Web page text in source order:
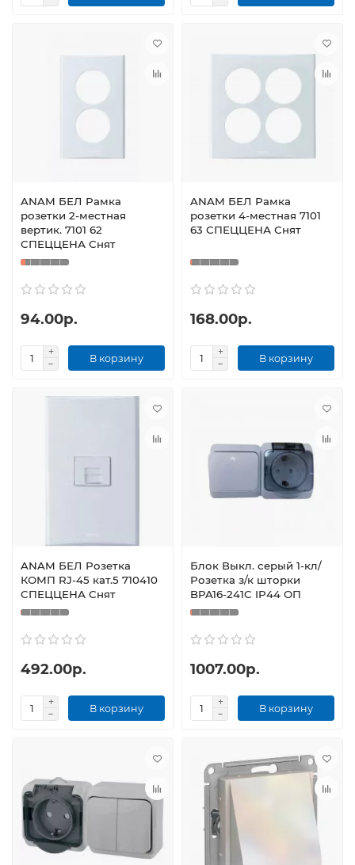
ANAM БЕЛ Рамка
розетки 2-местная
вертик. 7101 62
СПЕЦЦЕНА Снят
94.00р.
В корзину
ANAM БЕЛ Рамка
розетки 4-местная 7101
63 СПЕЦЦЕНА Снят
168.00р.
В корзину
ANAM БЕЛ Розетка
КОМП RJ-45 кат.5 710410
СПЕЦЦЕНА Снят
492.00р.
В корзину
Блок Выкл. серый 1-кл/
Розетка з/к шторки
BPA16-241C IP44 ОП
1007.00р.
В корзину